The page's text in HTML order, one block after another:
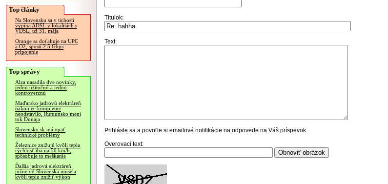
Top články
Na Slovensku sa v tichosti
vypína ADSL v lokalitách s
VDSL, už 31. mája
Orange sa doťahuje na UPC
a O2, spustí 2.5 Gbps
pripojenie
Top správy
Alza nasadila dve novinky,
jednu užitočnú a jednu
kontroverznú
Maďarsko jadrovú elektráreň
nakoniec kompletne
neodstavilo, Rumunsko mení
tok Dunaja
Slovensko.sk má opäť
technické problémy
Železnice znižujú kvôli teplu
rýchlosť iba na 50 km/h,
spôsobuje to meškanie
Ďalšia jadrová elektráreň
južne od Slovenska musela
kvôli teplu znížiť výkon
Titulok:
Text:
Prihláste sa a povoľte si emailové notifikácie na odpovede na Váš príspevok.
Overovací text: